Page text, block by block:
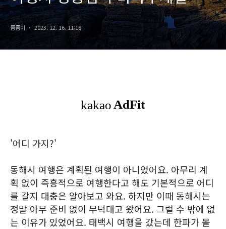
좀좀이 2023. 12. 16. 11:18
'어디 가지?'
동해시 여행은 계획된 여행이 아니었어요. 아무리 계
획 없이 즉흥적으로 여행한다고 해도 기본적으로 어디
를 갈지 대충은 알아보고 와요. 하지만 이때 동해시는
정말 아무 준비 없이 무턱대고 왔어요. 그럴 수 밖에 없
는 이유가 있었어요. 태백시 여행을 갔는데 한파가 몰